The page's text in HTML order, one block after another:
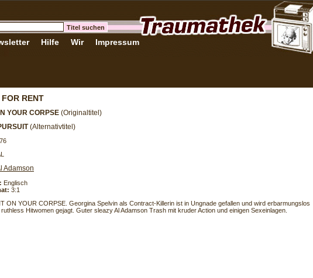
Hilfe Wir Impressum
RENT
YOUR CORPSE (Originaltitel)
(Alternativtitel)
Adamson
Englisch
3:1
ON YOUR CORPSE. Georgina Spelvin als Contract-Killerin ist in Ungnade gefallen und wird erbarmungslos
Hitwomen gejagt. Guter sleazy Al Adamson Trash mit kruder Action und einigen Sexeinlagen.